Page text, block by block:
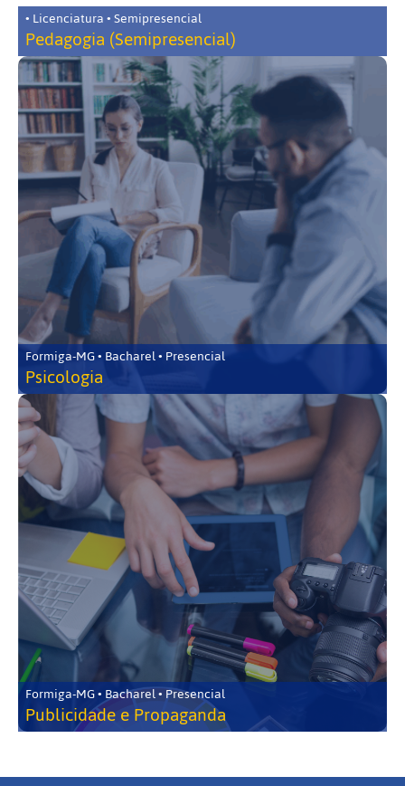
• Licenciatura • Semipresencial
Pedagogia (Semipresencial)
Formiga-MG • Bacharel • Presencial
Psicologia
Formiga-MG • Bacharel • Presencial
Publicidade e Propaganda